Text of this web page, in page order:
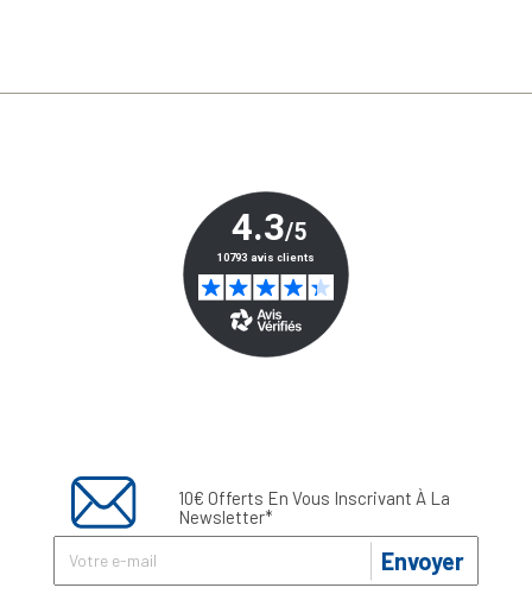
10€ Offerts En Vous Inscrivant À La
Newsletter*
Envoyer